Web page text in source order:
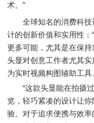
术。”
全球知名的消费科技
计的创新价值和实用性
更多可能，尤其是在保
头显对创意工作者尤其
为实时视频构图辅助工具
“这款头显能在拍摄过
览，轻巧紧凑的设计让
验。对于追求便携与效